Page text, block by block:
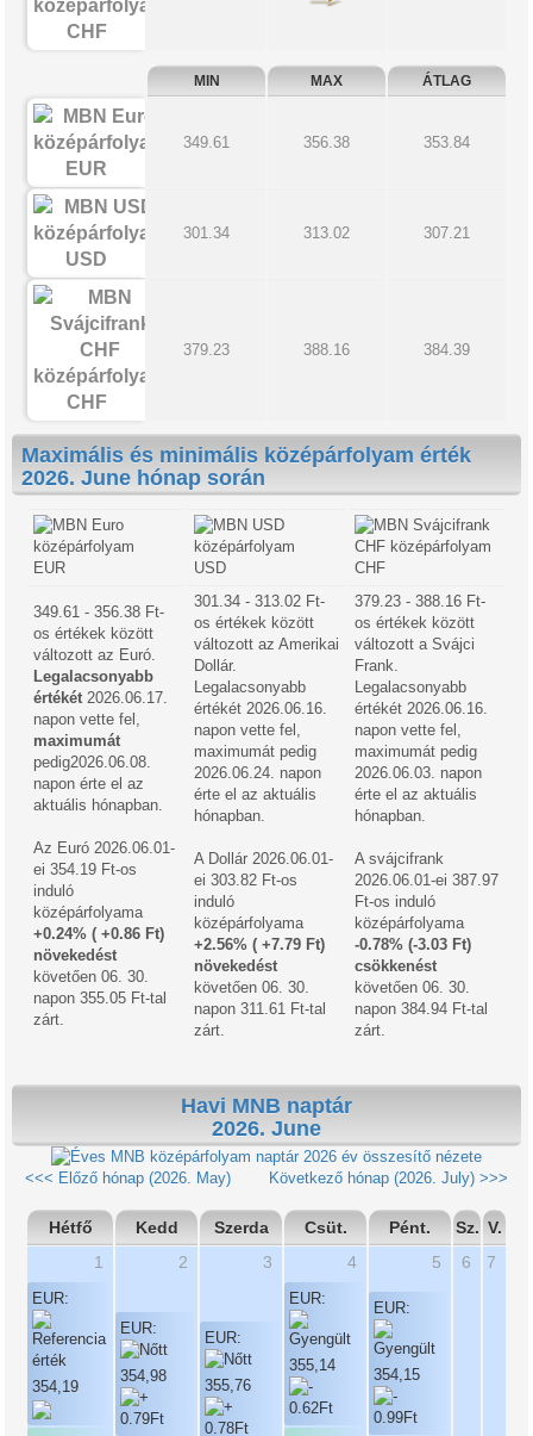
CHF
MIN MAX ÁTLAG
EUR
349.61 356.38 353.84
USD
301.34 313.02 307.21
CHF
379.23 388.16 384.39
Maximális és minimális középárfolyam érték
2026. June hónap során
EUR USD CHF
349.61 - 356.38 Ft-
os értékek között
változott az Euró.
Legalacsonyabb
értékét 2026.06.17.
napon vette fel,
maximumát
pedig2026.06.08.
napon érte el az
aktuális hónapban.
Az Euró 2026.06.01-
ei 354.19 Ft-os
induló
középárfolyama
+0.24% ( +0.86 Ft)
növekedést
követően 06. 30.
napon 355.05 Ft-tal
zárt.
301.34 - 313.02 Ft-
os értékek között
változott az Amerikai
Dollár.
Legalacsonyabb
értékét 2026.06.16.
napon vette fel,
maximumát pedig
2026.06.24. napon
érte el az aktuális
hónapban.
A Dollár 2026.06.01-
ei 303.82 Ft-os
induló
középárfolyama
+2.56% ( +7.79 Ft)
növekedést
követően 06. 30.
napon 311.61 Ft-tal
zárt.
379.23 - 388.16 Ft-
os értékek között
változott a Svájci
Frank.
Legalacsonyabb
értékét 2026.06.16.
napon vette fel,
maximumát pedig
2026.06.03. napon
érte el az aktuális
hónapban.
A svájcifrank
2026.06.01-ei 387.97
Ft-os induló
középárfolyama
-0.78% (-3.03 Ft)
csökkenést
követően 06. 30.
napon 384.94 Ft-tal
zárt.
Havi MNB naptár
2026. June
2026 év összesítő nézete
<<< Előző hónap (2026. May)
Következő hónap (2026. July) >>>
Hétfő Kedd Szerda Csüt. Pént. Sz. V.
1
EUR:
354,19
2
EUR:
354,98
3
EUR:
355,76
4
EUR:
355,14
5
EUR:
354,15
6 7